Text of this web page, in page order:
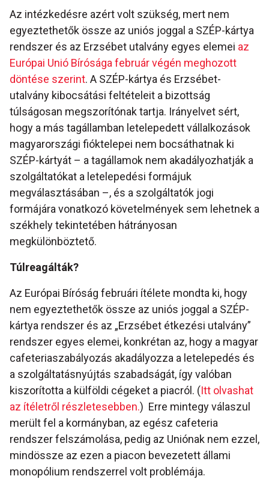
Az intézkedésre azért volt szükség, mert nem
egyeztethetők össze az uniós joggal a SZÉP-kártya
rendszer és az Erzsébet utalvány egyes elemei az
Európai Unió Bírósága február végén meghozott
döntése szerint. A SZÉP-kártya és Erzsébet-
utalvány kibocsátási feltételeit a bizottság
túlságosan megszorítónak tartja. Irányelvet sért,
hogy a más tagállamban letelepedett vállalkozások
magyarországi fióktelepei nem bocsáthatnak ki
SZÉP-kártyát – a tagállamok nem akadályozhatják a
szolgáltatókat a letelepedési formájuk
megválasztásában –, és a szolgáltatók jogi
formájára vonatkozó követelmények sem lehetnek a
székhely tekintetében hátrányosan
megkülönböztető.
Túlreagálták?
Az Európai Bíróság februári ítélete mondta ki, hogy
nem egyeztethetők össze az uniós joggal a SZÉP-
kártya rendszer és az „Erzsébet étkezési utalvány”
rendszer egyes elemei, konkrétan az, hogy a magyar
cafeteriaszabályozás akadályozza a letelepedés és
a szolgáltatásnyújtás szabadságát, így valóban
kiszorította a külföldi cégeket a piacról. (Itt olvashat
az ítéletről részletesebben.) Erre mintegy válaszul
merült fel a kormányban, az egész cafeteria
rendszer felszámolása, pedig az Uniónak nem ezzel,
mindössze az ezen a piacon bevezetett állami
monopólium rendszerrel volt problémája.